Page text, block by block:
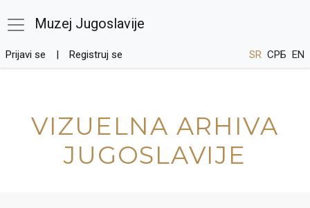
Muzej Jugoslavije
Prijavi se Registruj se SR СРБ EN
VIZUELNA ARHIVA
JUGOSLAVIJE